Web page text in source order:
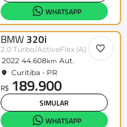
WHATSAPP
BMW 320i
2.0 Turbo/ActiveFlex (A) 16V/GP 4p
2022 44.608km Aut.
Curitiba - PR
R$ 189.900
SIMULAR
WHATSAPP